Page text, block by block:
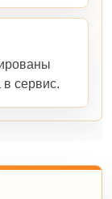
сервис.